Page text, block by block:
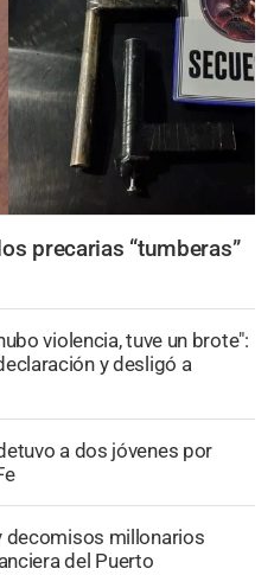
precarias “tumberas”
violencia, tuve un brote":
y desligó a
a dos jóvenes por
decomisos millonarios
del Puerto